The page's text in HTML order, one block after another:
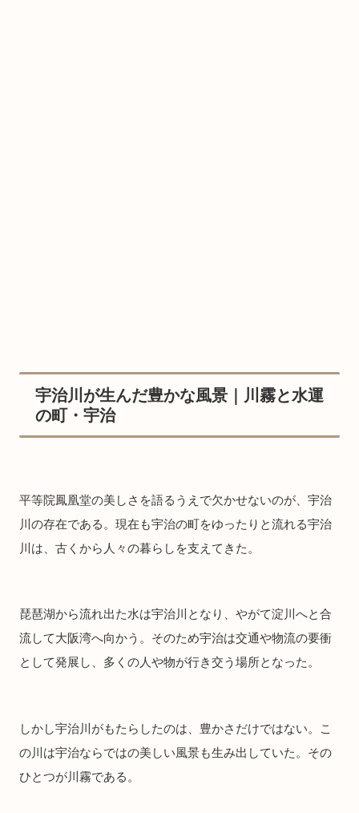
宇治川が生んだ豊かな風景｜川霧と水運
の町・宇治
平等院鳳凰堂の美しさを語るうえで欠かせないのが、宇治
川の存在である。現在も宇治の町をゆったりと流れる宇治
川は、古くから人々の暮らしを支えてきた。
琵琶湖から流れ出た水は宇治川となり、やがて淀川へと合
流して大阪湾へ向かう。そのため宇治は交通や物流の要衝
として発展し、多くの人や物が行き交う場所となった。
しかし宇治川がもたらしたのは、豊かさだけではない。こ
の川は宇治ならではの美しい風景も生み出していた。その
ひとつが川霧である。